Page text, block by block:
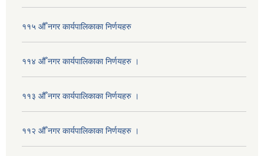
११५ औँ नगर कार्यपालिकाका निर्णयहरु
११४ औँ नगर कार्यपालिकाका निर्णयहरु ।
११३ औँ नगर कार्यपालिकाका निर्णयहरु ।
११२ औँ नगर कार्यपालिकाका निर्णयहरु ।